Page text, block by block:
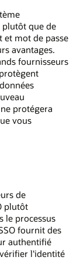
que de
mot de passe
avantages.
fournisseurs
protégera
vous
de
plutôt
le processus
fournit des
authentifié
l'identité